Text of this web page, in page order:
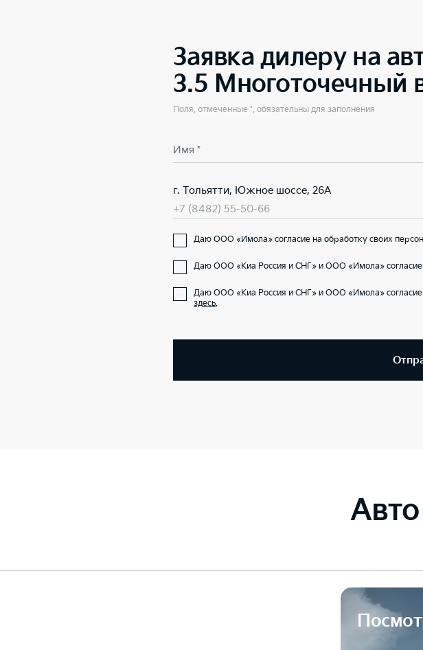
Заявка дилеру на
3.5 Многоточечный
Поля, отмеченные *, обязательны для заполнения
Имя *
г. Тольятти, Южное шоссе, 26А
+7 (8482) 55-50-66
Даю ООО «Имола» согласие на обработку своих
Даю ООО «Киа Россия и СНГ» и ООО «Имола» согласие
Даю ООО «Киа Россия и СНГ» и ООО «Имола» согласие
здесь.